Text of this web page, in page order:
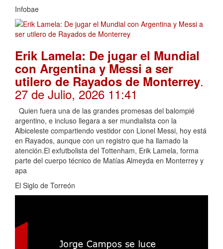
Infobae
Erik Lamela: De jugar el Mundial
con Argentina y Messi a ser
utilero de Rayados de Monterrey.
27 de Julio, 2026 11:41
Quien fuera una de las grandes promesas del balompié
argentino, e incluso llegara a ser mundialista con la
Albiceleste compartiendo vestidor con Lionel Messi, hoy está
en Rayados, aunque con un registro que ha llamado la
atención.El exfutbolista del Tottenham, Erik Lamela, forma
parte del cuerpo técnico de Matías Almeyda en Monterrey y
apa
El Siglo de Torreón